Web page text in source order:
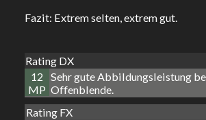
Fazit: Extrem selten, extrem gut.
Rating DX
12
MP
Sehr gute Abbildungsleistung
Offenblende.
Rating FX